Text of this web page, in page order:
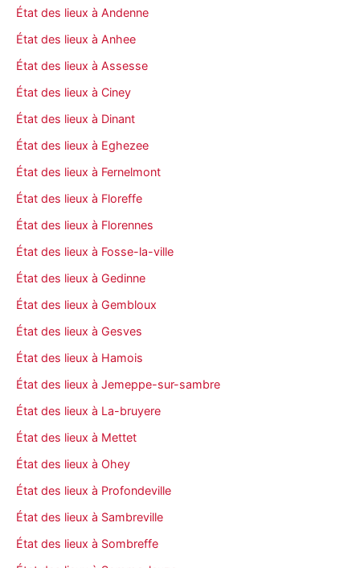
État des lieux à Andenne
État des lieux à Anhee
État des lieux à Assesse
État des lieux à Ciney
État des lieux à Dinant
État des lieux à Eghezee
État des lieux à Fernelmont
État des lieux à Floreffe
État des lieux à Florennes
État des lieux à Fosse-la-ville
État des lieux à Gedinne
État des lieux à Gembloux
État des lieux à Gesves
État des lieux à Hamois
État des lieux à Jemeppe-sur-sambre
État des lieux à La-bruyere
État des lieux à Mettet
État des lieux à Ohey
État des lieux à Profondeville
État des lieux à Sambreville
État des lieux à Sombreffe